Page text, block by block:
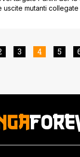
uscite mutanti
da tutto
[']
3 4 5